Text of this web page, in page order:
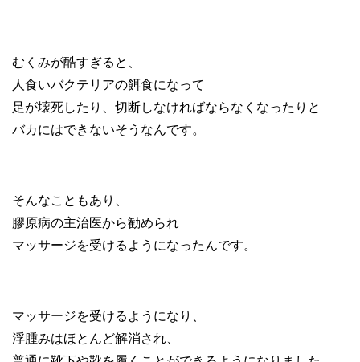
むくみが酷すぎると、
人食いバクテリアの餌食になって
足が壊死したり、切断しなければならなくなったりと
バカにはできないそうなんです。
そんなこともあり、
膠原病の主治医から勧められ
マッサージを受けるようになったんです。
マッサージを受けるようになり、
浮腫みはほとんど解消され、